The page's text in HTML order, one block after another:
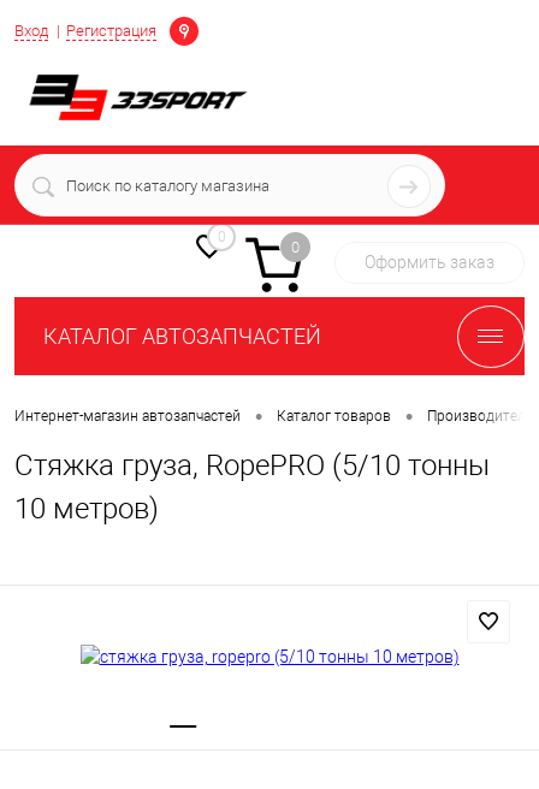
Вход Регистрация
Определение
+7 (939) 716-10-06
пн-пт 7:00-16:00 МСК
0
0
Оформить заказ
КАТАЛОГ АВТОЗАПЧАСТЕЙ
Интернет-магазин автозапчастей • Каталог товаров • Производители
Стяжка груза, RopePRO (5/10 тонны
10 метров)